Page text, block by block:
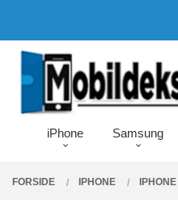
innholdet
iPhone Samsung
FORSIDE IPHONE IPHONE